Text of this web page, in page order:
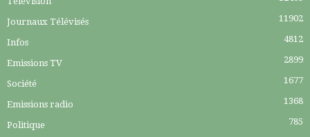
Journaux Télévisés 11902
Infos 4812
Emissions TV 2899
Société 1677
Emissions radio 1368
Politique 785